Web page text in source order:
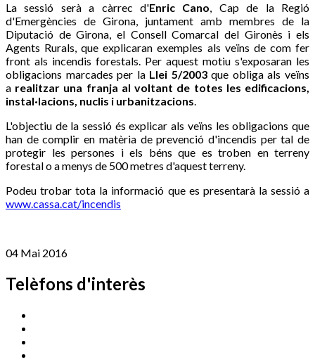
La sessió serà a càrrec d'Enric Cano, Cap de la Regió
d'Emergències de Girona, juntament amb membres de la
Diputació de Girona, el Consell Comarcal del Gironès i els
Agents Rurals, que explicaran exemples als veïns de com fer
front als incendis forestals. Per aquest motiu s'exposaran les
obligacions marcades per la Llei 5/2003que obliga als veïns
a realitzar una franja al voltant de totes les edificacions,
instal·lacions, nuclis i urbanitzacions.
L'objectiu de la sessió és explicar als veïns les obligacions que
han de complir en matèria de prevenció d'incendis per tal de
protegir les persones i els béns que es troben en terreny
forestal o a menys de 500 metres d'aquest terreny.
Podeu trobar tota la informació que es presentarà la sessió a
www.cassa.cat/incendis
04 Mai 2016
Telèfons d'interès